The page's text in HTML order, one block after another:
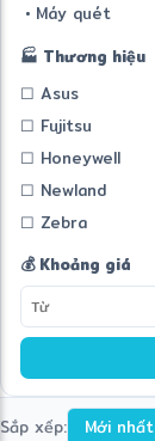
• Máy quét
🏭 Thương hiệu
☐ Asus
☐ Fujitsu
☐ Honeywell
☐ Newland
☐ Zebra
💰 Khoảng giá
Sắp xếp: Mới nhất